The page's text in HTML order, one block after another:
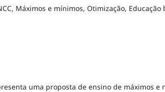
Máximos e mínimos, Otimização, Educação
uma proposta de ensino de máximos e